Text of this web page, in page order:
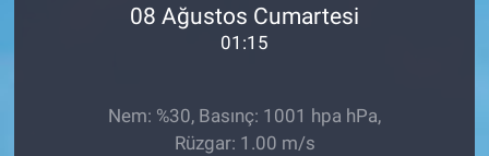
08 Ağustos Cumartesi
01:15
Nem: %30, Basınç: 1001 hpa hPa,
Rüzgar: 1.00 m/s